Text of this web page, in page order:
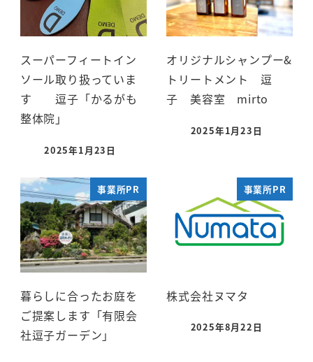
スーパーフィートイン
ソール取り扱っていま
す 逗子「かるがも
整体院」
2025年1月23日
オリジナルシャンプー&
トリートメント 逗
子 美容室 mirto
2025年1月23日
事業所PR
暮らしに合ったお庭を
ご提案します「有限会
社逗子ガーデン」
事業所PR
株式会社ヌマタ
2025年8月22日